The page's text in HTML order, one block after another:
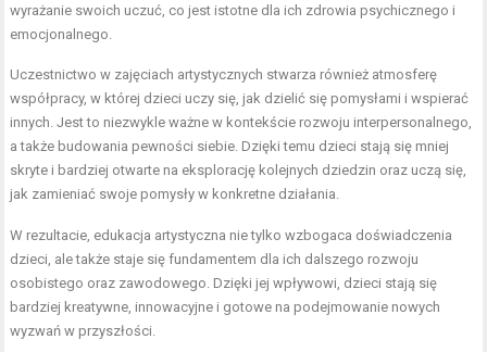
wyrażanie swoich uczuć, co jest istotne dla ich zdrowia psychicznego i
emocjonalnego.
Uczestnictwo w zajęciach artystycznych stwarza również atmosferę
współpracy, w której dzieci uczy się, jak dzielić się pomysłami i wspierać
innych. Jest to niezwykle ważne w kontekście rozwoju interpersonalnego,
a także budowania pewności siebie. Dzięki temu dzieci stają się mniej
skryte i bardziej otwarte na eksplorację kolejnych dziedzin oraz uczą się,
jak zamieniać swoje pomysły w konkretne działania.
W rezultacie, edukacja artystyczna nie tylko wzbogaca doświadczenia
dzieci, ale także staje się fundamentem dla ich dalszego rozwoju
osobistego oraz zawodowego. Dzięki jej wpływowi, dzieci stają się
bardziej kreatywne, innowacyjne i gotowe na podejmowanie nowych
wyzwań w przyszłości.